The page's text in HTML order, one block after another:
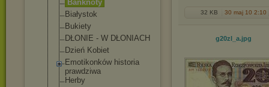
Banknoty
Białystok
Bukiety
DŁONIE - W DŁONIACH
Dzień Kobiet
Emotikonków historia
prawdziwa
Herby
32 KB 30 maj 10 2:10
g20zl_a.jpg